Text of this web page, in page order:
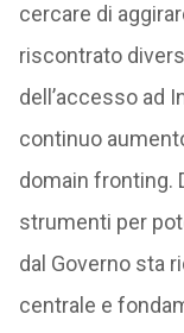
cercare di
riscontrato
dell’accesso ad
continuo
domain fronting.
strumenti per
dal Governo sta
centrale e